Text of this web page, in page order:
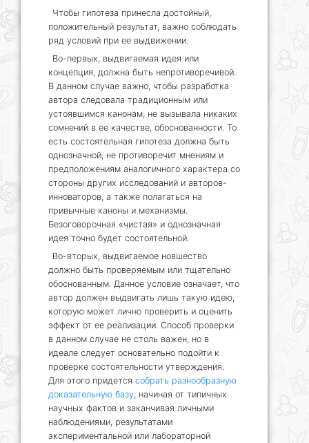
Чтобы гипотеза принесла достойный,
положительный результат, важно соблюдать
ряд условий при ее выдвижении.
Во-первых, выдвигаемая идея или
концепция, должна быть непротиворечивой.
В данном случае важно, чтобы разработка
автора следовала традиционным или
устоявшимся канонам, не вызывала никаких
сомнений в ее качестве, обоснованности. То
есть состоятельная гипотеза должна быть
однозначной, не противоречит мнениям и
предположениям аналогичного характера со
стороны других исследований и авторов-
инноваторов, а также полагаться на
привычные каноны и механизмы.
Безоговорочная «чистая» и однозначная
идея точно будет состоятельной.
Во-вторых, выдвигаемое новшество
должно быть проверяемым или тщательно
обоснованным. Данное условие означает, что
автор должен выдвигать лишь такую идею,
которую может лично проверить и оценить
эффект от ее реализации. Способ проверки
в данном случае не столь важен, но в
идеале следует основательно подойти к
проверке состоятельности утверждения.
Для этого придется собрать разнообразную
доказательную базу, начиная от типичных
научных фактов и заканчивая личными
наблюдениями, результатами
экспериментальной или лабораторной